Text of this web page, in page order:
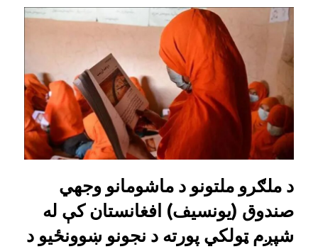
د ملګرو ملتونو د ماشومانو وجهي
صندوق (یونسیف) افغانستان کې له
شپږم ټولکي پورته د نجونو ښوونځیو د